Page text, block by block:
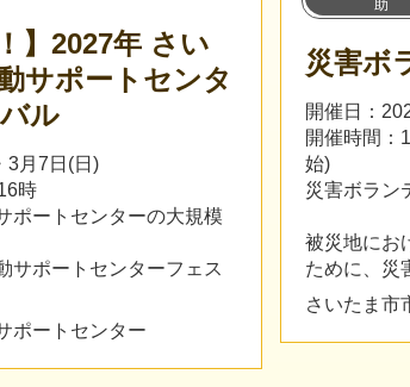
】2027年 さい
サポートセンタ
ル
3月7日(日)
時
ポートセンターの大規模
サポートセンターフェス
ポートセンター
助
災害ボ
開催日：
開催時間：
始)
災害ボラン
被災地にお
ために、災
さいたま市